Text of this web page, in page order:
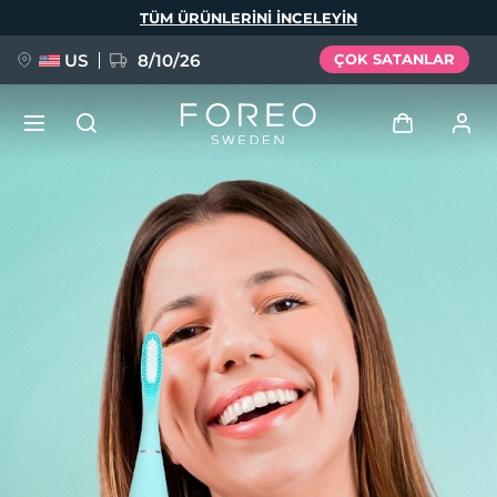
TÜM ÜRÜNLERINI INCELEYIN
US 8/10/26 ÇOK SATANLAR
Kullanici profi̇li̇
Cihazlarım
Siparişlerim
Adresim
Aboneliklerim
FAQ™ Pure Beauty-Tech Elixir
BREAKING NEWS
issa™ Teeth Whitening Set
Dil Seçimi
Deutsch
Español
Français
Italiano
Português
Svenska
Русский
简体中文 繁體中文